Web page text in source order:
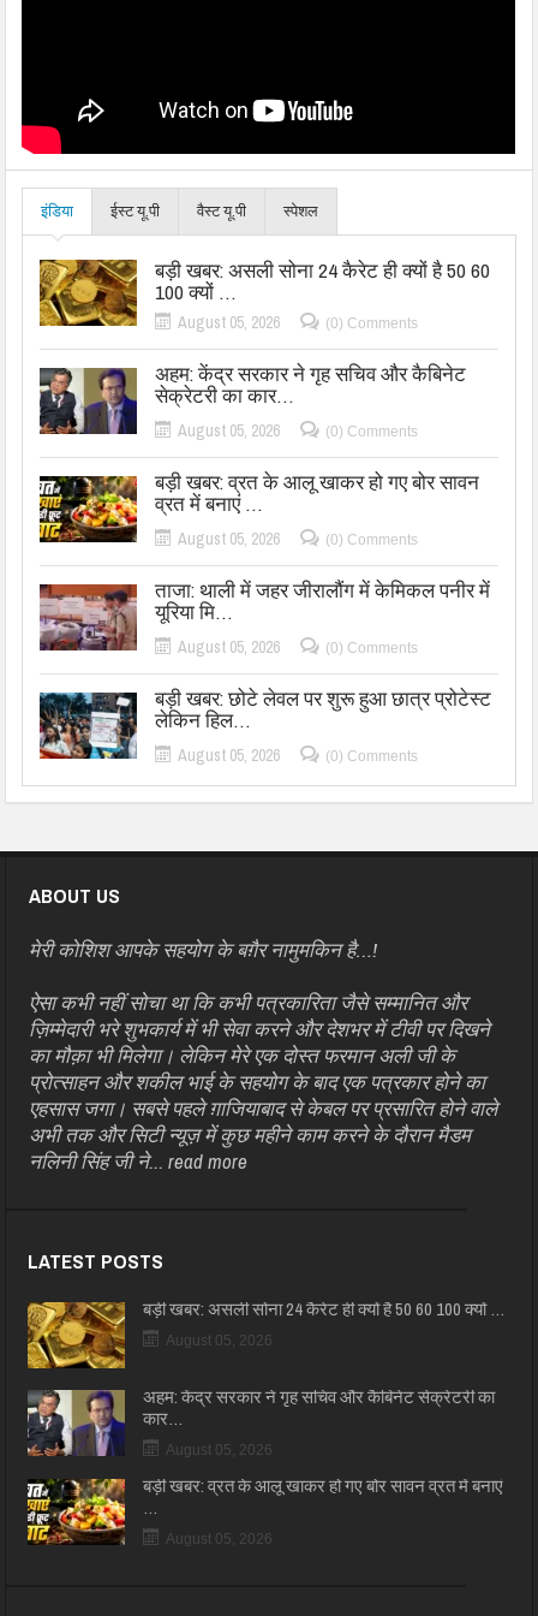
इंडिया ईस्ट यू.पी वैस्ट यू.पी स्पेशल
बड़ी खबर: असली सोना 24 कैरेट ही क्यों है 50 60
100 क्यों …
August 05, 2026 (0) Comments
अहम: केंद्र सरकार ने गृह सचिव और कैबिनेट
सेक्रेटरी का कार…
August 05, 2026 (0) Comments
बड़ी खबर: व्रत के आलू खाकर हो गए बोर सावन
व्रत में बनाएं …
August 05, 2026 (0) Comments
ताजा: थाली में जहर जीरालौंग में केमिकल पनीर में
यूरिया मि…
August 05, 2026 (0) Comments
बड़ी खबर: छोटे लेवल पर शुरू हुआ छात्र प्रोटेस्ट
लेकिन हिल…
August 05, 2026 (0) Comments
ABOUT US
मेरी कोशिश आपके सहयोग के बग़ैर नामुमकिन है…!
ऐसा कभी नहीं सोचा था कि कभी पत्रकारिता जैसे सम्मानित और
ज़िम्मेदारी भरे शुभकार्य में भी सेवा करने और देशभर में टीवी पर दिखने
का मौक़ा भी मिलेगा। लेकिन मेरे एक दोस्त फरमान अली जी के
प्रोत्साहन और शकील भाई के सहयोग के बाद एक पत्रकार होने का
एहसास जगा। सबसे पहले ग़ाजियाबाद से केबल पर प्रसारित होने वाले
अभी तक और सिटी न्यूज़ में कुछ महीने काम करने के दौरान मैडम
नलिनी सिंह जी ने...read more
LATEST POSTS
बड़ी खबर: असली सोना 24 कैरेट ही क्यों है 50 60 100 क्यों …
August 05, 2026
अहम: केंद्र सरकार ने गृह सचिव और कैबिनेट सेक्रेटरी का
कार…
August 05, 2026
बड़ी खबर: व्रत के आलू खाकर हो गए बोर सावन व्रत में बनाएं
…
August 05, 2026